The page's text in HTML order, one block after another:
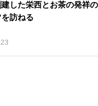
した栄西とお茶の発祥
訪ねる